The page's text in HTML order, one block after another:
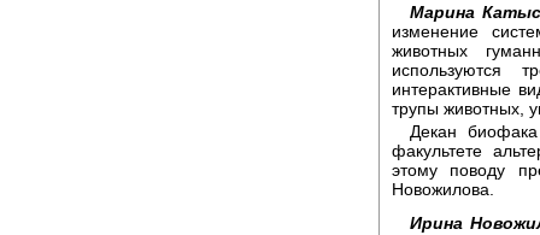
Марина
изменение
животных
используются
интерактивные
трупы животных,
Декан
факультете
этому поводу
Новожилова.
Ирина